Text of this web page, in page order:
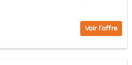
Voir l'offre